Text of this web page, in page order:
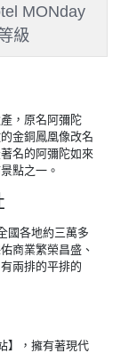
MONday
級
，原名阿彌陀
金銅鳳凰像改名
名的阿彌陀如來
點之一。
國各地約三萬多
商業繁榮昌盛、
兩排的平排的
】，擁有著現代